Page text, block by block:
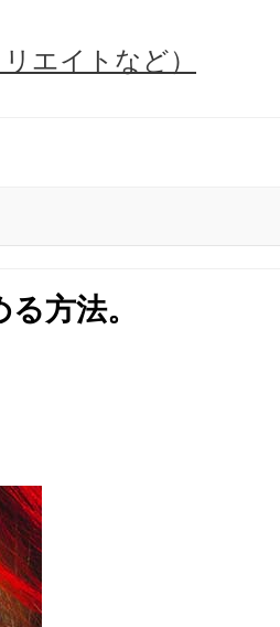
エイトなど）
方法。